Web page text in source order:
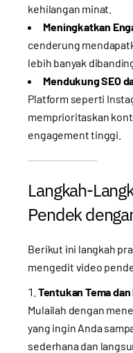
kehilangan minat.
Meningkatkan
cenderung
lebih banyak
Mendukung SEO
Platform seperti
memprioritaskan
engagement tinggi.
Langkah-
Pendek
Berikut ini langkah
mengedit video
Tentukan Tema
Mulailah dengan
yang ingin Anda
sederhana dan